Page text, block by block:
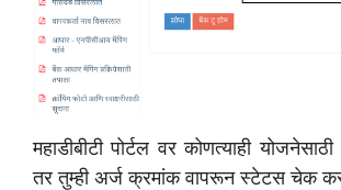
महाडीबीटी पोर्टल वर कोणत्याही
तर तुम्ही अर्ज क्रमांक वापरून स्टेटस चेक